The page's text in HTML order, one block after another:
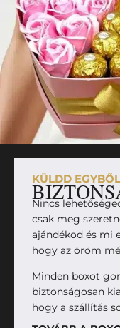
KÜLDD
Nincs
csak meg
ajándékod és mi
hogy az öröm
Minden boxot
biztonságosan
hogy a szállítás